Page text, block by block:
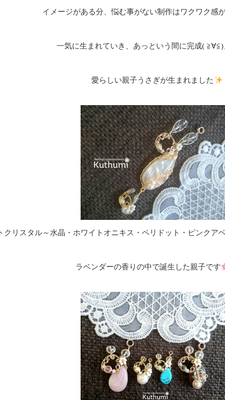
イメージがある分、悩む事がない制作はワクワク感
一気に生まれていき、あっという間に完成( ≧∀≦)
愛らしい親子うさぎが生まれました
クリスタル～水晶・ホワイトオニキス・ペリドット・ピンクア
ラベンダーの香りの中で誕生した親子です